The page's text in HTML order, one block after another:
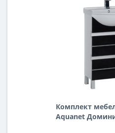
Комплект
Aquanet